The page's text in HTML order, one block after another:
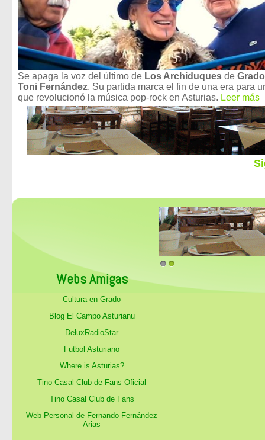
Se apaga la voz del último de Los Archiduques de Grado
Toni Fernández. Su partida marca el fin de una era para
que revolucionó la música pop-rock en Asturias. Leer más
Webs Amigas
Cultura en Grado
Blog El Campo Asturianu
DeluxRadioStar
Futbol Asturiano
Where is Asturias?
Tino Casal Club de Fans Oficial
Tino Casal Club de Fans
Web Personal de Fernando Fernández
Arias